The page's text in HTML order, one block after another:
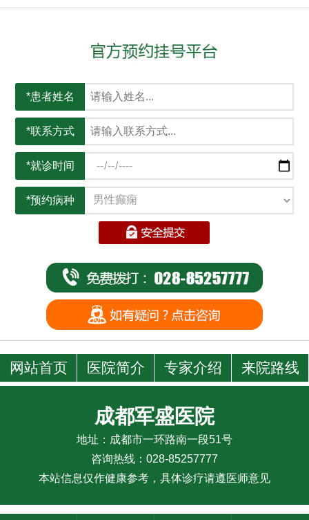
*患者姓名
*联系方式
*就诊时间
*预约病种
网站首页 医院简介 专家介绍 来院路线
成都军盛医院
地址：成都市一环路南一段51号
咨询热线：028-85257777
本站信息仅作健康参考，具体诊疗请遵医师意见